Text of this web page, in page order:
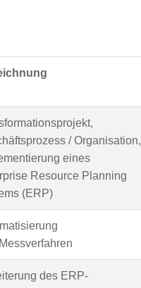
/ Organisation,
eines
Resource Planning
(ERP)
des ERP-